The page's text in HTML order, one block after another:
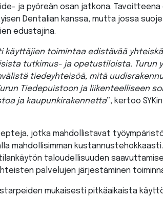
ja pyöreän osan jatkona.
Dentalian kanssa, mutta jossa
edustajina.
käyttäjien toimintaa edistävää
tutkimus- ja opetustiloista. Turun
tiedeyhteisöä, mitä
Tiedepuistoon ja liikenteelliseen
ja kaupunkirakennetta”, kertoo
jotka mahdollistavat
mahdollisimman
taloudellisuuden
palvelujen järjestäminen
mukaisesti pitkäaikaista